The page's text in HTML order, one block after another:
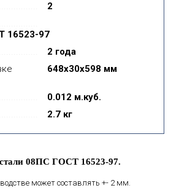
2
16523-97
2 года
648x30x598 мм
0.012 м.куб.
2.7 кг
стали 08ПС ГОСТ 16523-97.
может составлять +- 2 мм.